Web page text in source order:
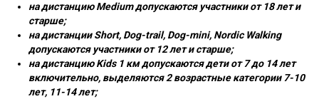
на дистанцию Medium допускаются участники от 18 лет и
старше;
на дистанции Short, Dog-trail, Dog-mini, Nordic Walking
допускаются участники от 12 лет и старше;
на дистанцию Kids 1 км допускаются дети от 7 до 14 лет
включительно, выделяются 2 возрастные категории 7-10
лет, 11-14 лет;